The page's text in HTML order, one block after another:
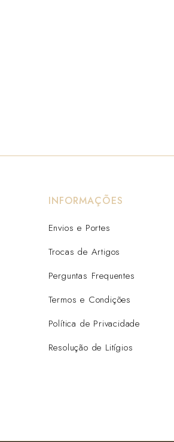
INFORMAÇÕES
Envios e Portes
Trocas de Artigos
Perguntas Frequentes
Termos e Condições
Política de Privacidade
Resolução de Litígios